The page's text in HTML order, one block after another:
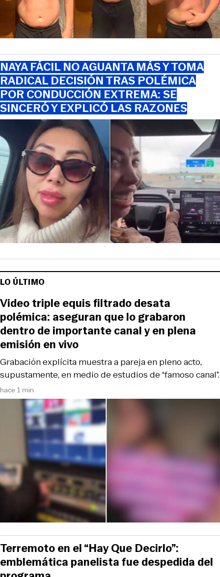
NAYA FÁCIL NO AGUANTA MÁS Y TOMA
RADICAL DECISIÓN TRAS POLÉMICA
POR CONDUCCIÓN EXTREMA: SE
SINCERÓ Y EXPLICÓ LAS RAZONES
LO ÚLTIMO
hace 1 min
Grabación explícita muestra a pareja en pleno acto,
supustamente, en medio de estudios de “famoso canal”.
Video triple equis filtrado desata
polémica: aseguran que lo grabaron
dentro de importante canal y en plena
emisión en vivo
Terremoto en el “Hay Que Decirlo”:
emblemática panelista fue despedida del